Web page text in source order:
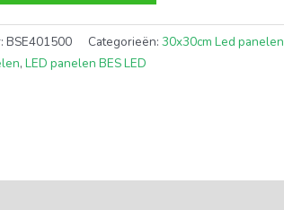
BSE401500 Categorieën:30x30cm Led panelen
,LED panelen BES LED